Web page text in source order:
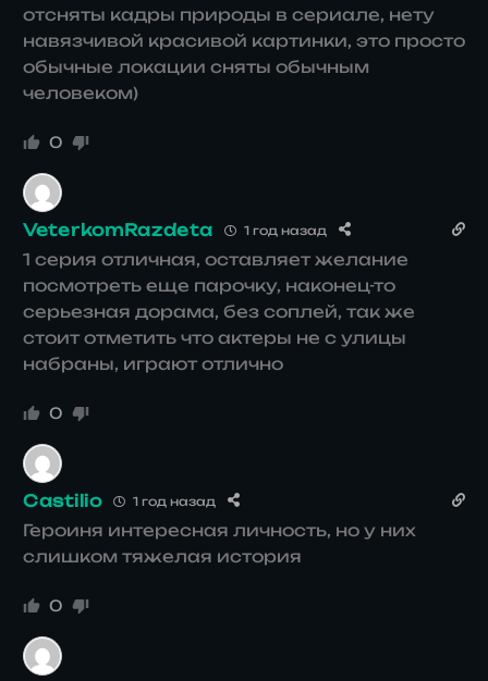
отсняты кадры природы в сериале, нету
навязчивой красивой картинки, это просто
обычные локации сняты обычным
человеком)
0
VeterkomRazdeta 1 год назад
1 серия отличная, оставляет желание
посмотреть еще парочку, наконец-то
серьезная дорама, без соплей, так же
стоит отметить что актеры не с улицы
набраны, играют отлично
0
Castilio 1 год назад
Героиня интересная личность, но у них
слишком тяжелая история
0